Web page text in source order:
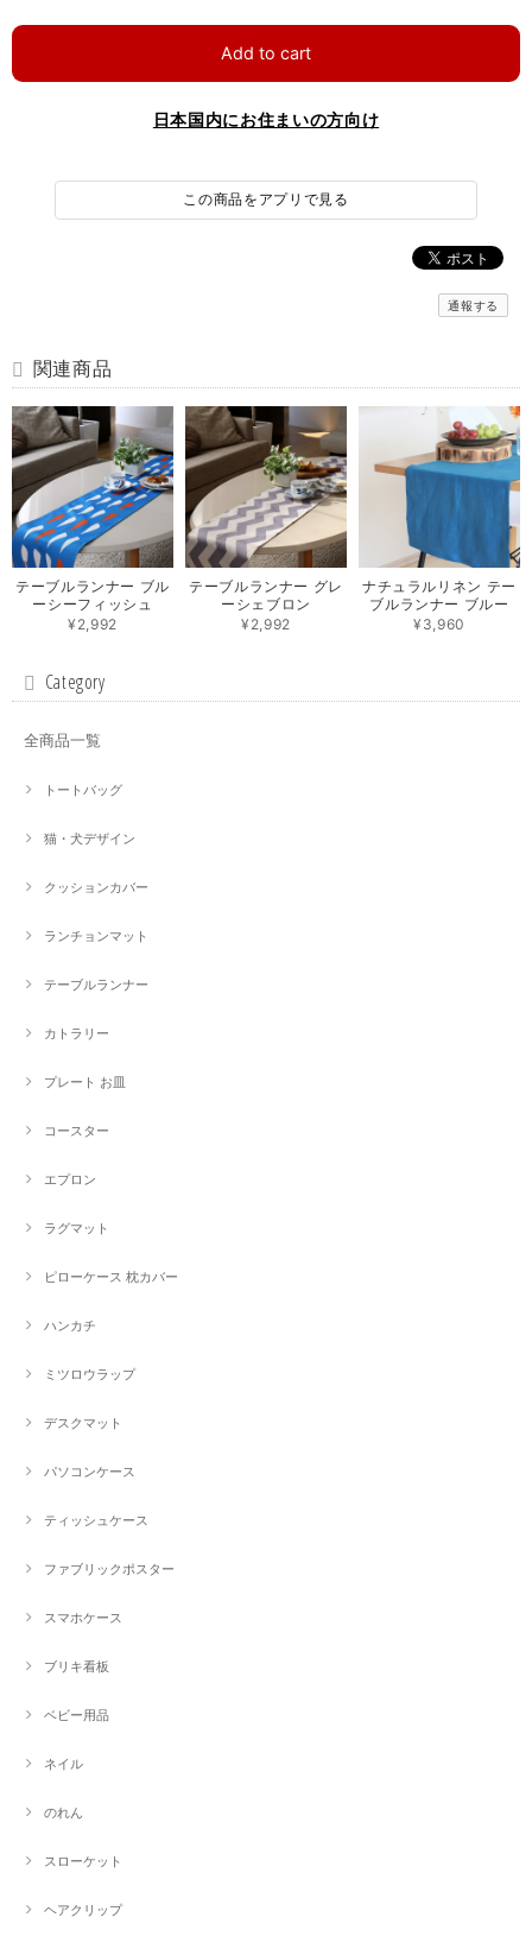
Add to cart
日本国内にお住まいの方向け
この商品をアプリで見る
通報する
関連商品
テーブルランナー ブル
ーシーフィッシュ
¥2,992
テーブルランナー グレ
ーシェブロン
¥2,992
ナチュラルリネン テー
ブルランナー ブルー
¥3,960
Category
全商品一覧
トートバッグ
猫・犬デザイン
クッションカバー
ランチョンマット
テーブルランナー
カトラリー
プレート お皿
コースター
エプロン
ラグマット
ピローケース 枕カバー
ハンカチ
ミツロウラップ
デスクマット
パソコンケース
ティッシュケース
ファブリックポスター
スマホケース
ブリキ看板
ベビー用品
ネイル
のれん
スローケット
ヘアクリップ